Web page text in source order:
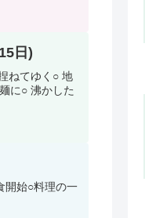
日)
ねてゆく○ 地
に○ 沸かした
開始○料理の一